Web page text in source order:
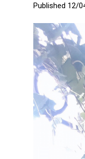
Published 12/